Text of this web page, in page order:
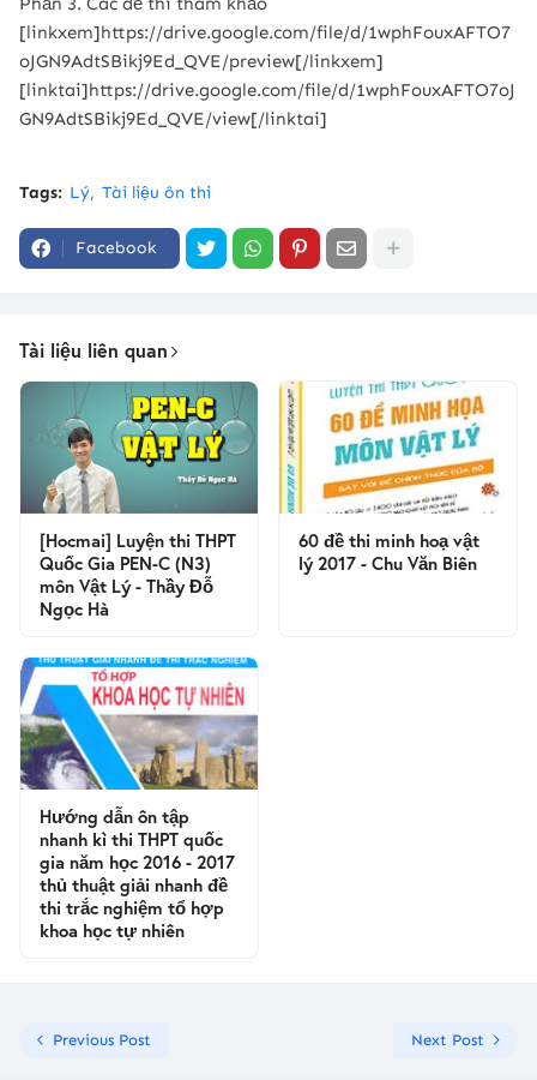
[linkxem]https://drive.google.com/file/d/1wphFouxAFTO7
oJGN9AdtSBikj9Ed_QVE/preview[/linkxem]
[linktai]https://drive.google.com/file/d/1wphFouxAFTO7oJ
GN9AdtSBikj9Ed_QVE/view[/linktai]
Tags: Lý Tài liệu ôn thi
Facebook
Tài liệu liên quan
[Hocmai] Luyện thi THPT
Quốc Gia PEN-C (N3)
môn Vật Lý - Thầy Đỗ
Ngọc Hà
60 đề thi minh hoạ vật
lý 2017 - Chu Văn Biên
Hướng dẫn ôn tập
nhanh kì thi THPT quốc
gia năm học 2016 - 2017
thủ thuật giải nhanh đề
thi trắc nghiệm tổ hợp
khoa học tự nhiên
Previous Post Next Post